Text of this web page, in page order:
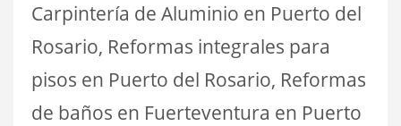
Carpintería de Aluminio en Puerto del
Rosario, Reformas integrales para
pisos en Puerto del Rosario, Reformas
de baños en Fuerteventura en Puerto